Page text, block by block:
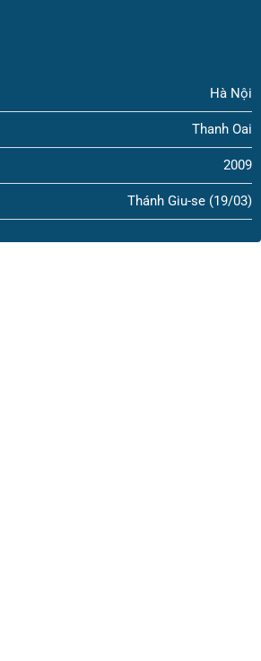
Hà Nội
Thanh Oai
2009
Thánh Giu-se (19/03)